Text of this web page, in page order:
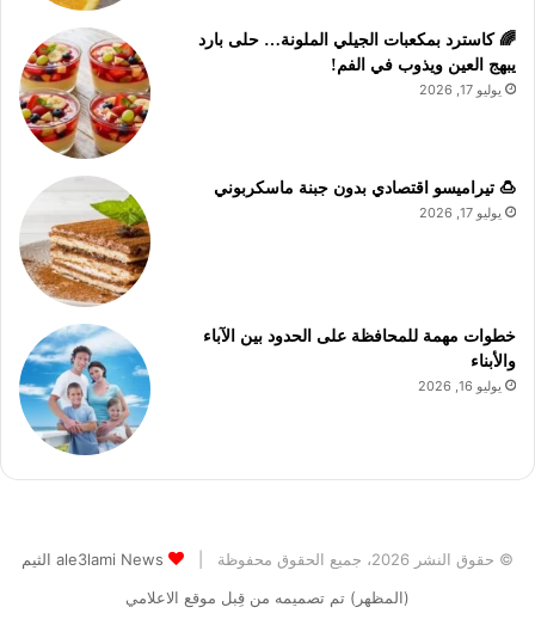
🌈 كاسترد بمكعبات الجيلي الملونة… حلى بارد
يبهج العين ويذوب في الفم!
يوليو 17, 2026
🍮 تيراميسو اقتصادي بدون جبنة ماسكربوني
يوليو 17, 2026
خطوات مهمة للمحافظة على الحدود بين الآباء
والأبناء
يوليو 16, 2026
© حقوق النشر 2026، جميع الحقوق محفوظة |
ale3lami News الثيم
(المظهر) تم تصميمه من قِبل موقع الاعلامي